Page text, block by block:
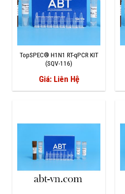
TopSPEC® H1N1 RT-qPCR KIT
(SQV-116)
Giá: Liên Hệ